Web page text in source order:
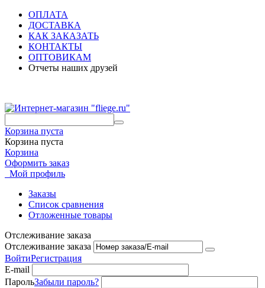
ОПЛАТА
ДОСТАВКА
КАК ЗАКАЗАТЬ
КОНТАКТЫ
ОПТОВИКАМ
Отчеты наших друзей
Корзина пуста
Корзина пуста
Корзина
Оформить заказ
Мой профиль
Заказы
Список сравнения
Отложенные товары
Отслеживание заказа
Отслеживание заказа
ВойтиРегистрация
E-mail
ПарольЗабыли пароль?